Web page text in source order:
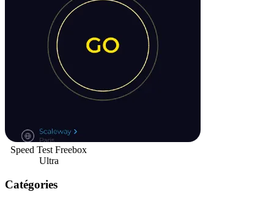
Speed Test Freebox
Ultra
Catégories